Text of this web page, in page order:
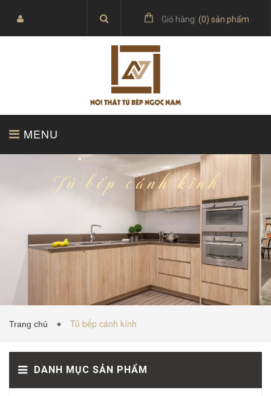
Giỏ hàng: (0) sản phẩm
MENU
SẢN PHẨM
BÁO GIÁ TỦ BẾP ACRYLIC
TỦ BẾP INOX
Tủ bếp cánh kính
Trang chủ Tủ bếp cánh kính
DANH MỤC SẢN PHẨM